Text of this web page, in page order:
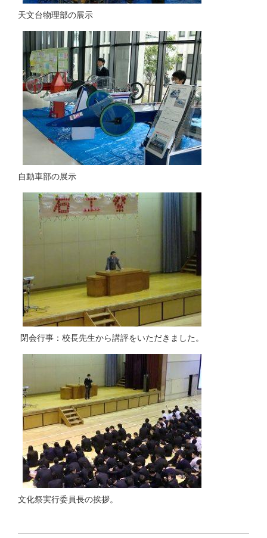
天文台物理部の展示
自動車部の展示
閉会行事：校長先生から講評をいただきました。
文化祭実行委員長の挨拶。